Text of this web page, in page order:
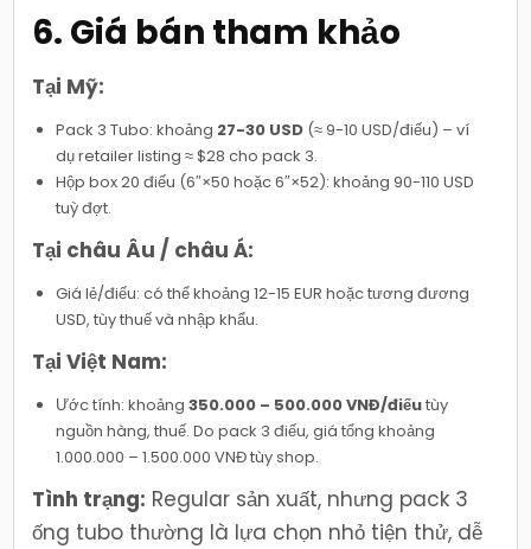
6. Giá bán tham khảo
Tại Mỹ:
Pack 3 Tubo: khoảng 27-30 USD (≈ 9-10 USD/điếu) – ví
dụ retailer listing ≈ $28 cho pack 3.
Hộp box 20 điếu (6″×50 hoặc 6″×52): khoảng 90-110 USD
tuỳ đợt.
Tại châu Âu / châu Á:
Giá lẻ/điếu: có thể khoảng 12-15 EUR hoặc tương đương
USD, tùy thuế và nhập khẩu.
Tại Việt Nam:
Ước tính: khoảng350.000 – 500.000 VNĐ/điếutùy
nguồn hàng, thuế. Do pack 3 điếu, giá tổng khoảng
1.000.000 – 1.500.000 VNĐ tùy shop.
Tình trạng: Regular sản xuất, nhưng pack 3
ống tubo thường là lựa chọn nhỏ tiện thử, dễ